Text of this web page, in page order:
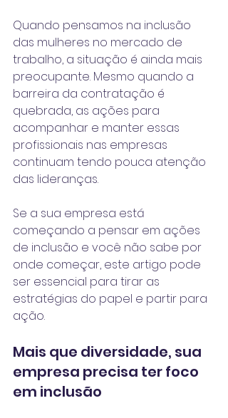
Quando pensamos na inclusão
das mulheres no mercado de
trabalho, a situação é ainda mais
preocupante. Mesmo quando a
barreira da contratação é
quebrada, as ações para
acompanhar e manter essas
profissionais nas empresas
continuam tendo pouca atenção
das lideranças.
Se a sua empresa está
começando a pensar em ações
de inclusão e você não sabe por
onde começar, este artigo pode
ser essencial para tirar as
estratégias do papel e partir para
ação.
Mais que diversidade, sua
empresa precisa ter foco
em inclusão